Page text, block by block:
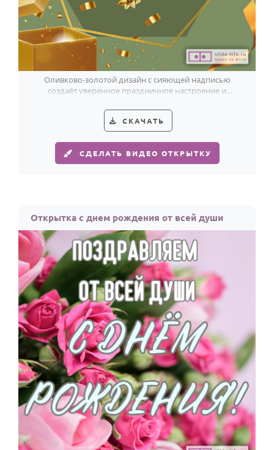
Оливково-золотой дизайн с сияющей надписью
создаёт уверенное праздничное настроение и
СКАЧАТЬ
СДЕЛАТЬ ВИДЕО ОТКРЫТКУ
Открытка с днем рождения от всей души